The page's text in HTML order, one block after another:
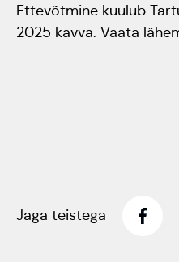
Ettevõtmine kuulub
2025 kavva. Vaata
Jaga teistega